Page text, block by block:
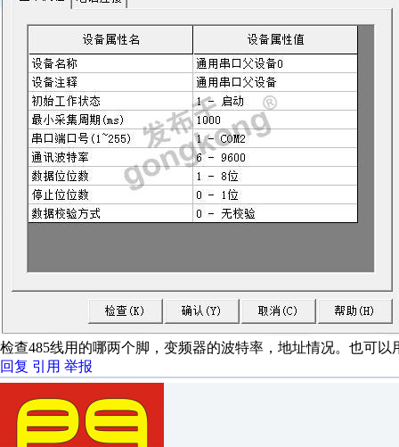
检查485线用的哪两个脚，变频器的波特率，地址情况。也可
回复 引用 举报